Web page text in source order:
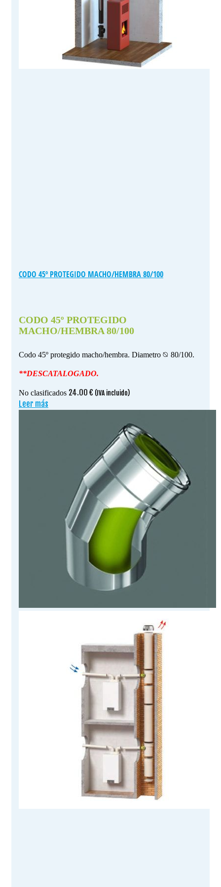
CODO 45º PROTEGIDO MACHO/HEMBRA 80/100
CODO 45º PROTEGIDO
MACHO/HEMBRA 80/100
Codo 45º protegido macho/hembra. Diametro ⦰ 80/100.
**DESCATALOGADO.
No clasificados 24.00 € (IVA incluido)
Leer más